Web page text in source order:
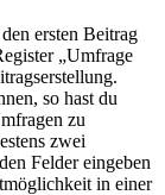
ersten Beitrag
„Umfrage
so hast du
zu
zwei
Felder eingeben
in einer